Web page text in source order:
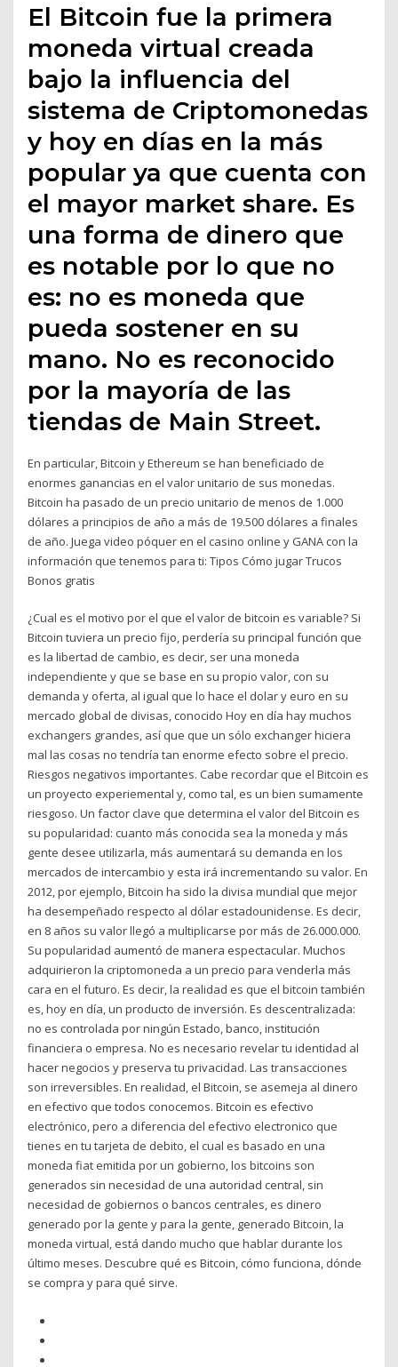
El Bitcoin fue la primera
moneda virtual creada
bajo la influencia del
sistema de Criptomonedas
y hoy en días en la más
popular ya que cuenta con
el mayor market share. Es
una forma de dinero que
es notable por lo que no
es: no es moneda que
pueda sostener en su
mano. No es reconocido
por la mayoría de las
tiendas de Main Street.
En particular, Bitcoin y Ethereum se han beneficiado de
enormes ganancias en el valor unitario de sus monedas.
Bitcoin ha pasado de un precio unitario de menos de 1.000
dólares a principios de año a más de 19.500 dólares a finales
de año. Juega video póquer en el casino online y GANA con la
información que tenemos para ti: Tipos Cómo jugar Trucos
Bonos gratis
¿Cual es el motivo por el que el valor de bitcoin es variable? Si
Bitcoin tuviera un precio fijo, perdería su principal función que
es la libertad de cambio, es decir, ser una moneda
independiente y que se base en su propio valor, con su
demanda y oferta, al igual que lo hace el dolar y euro en su
mercado global de divisas, conocido Hoy en día hay muchos
exchangers grandes, así que que un sólo exchanger hiciera
mal las cosas no tendría tan enorme efecto sobre el precio.
Riesgos negativos importantes. Cabe recordar que el Bitcoin es
un proyecto experiemental y, como tal, es un bien sumamente
riesgoso. Un factor clave que determina el valor del Bitcoin es
su popularidad: cuanto más conocida sea la moneda y más
gente desee utilizarla, más aumentará su demanda en los
mercados de intercambio y esta irá incrementando su valor. En
2012, por ejemplo, Bitcoin ha sido la divisa mundial que mejor
ha desempeñado respecto al dólar estadounidense. Es decir,
en 8 años su valor llegó a multiplicarse por más de 26.000.000.
Su popularidad aumentó de manera espectacular. Muchos
adquirieron la criptomoneda a un precio para venderla más
cara en el futuro. Es decir, la realidad es que el bitcoin también
es, hoy en día, un producto de inversión. Es descentralizada:
no es controlada por ningún Estado, banco, institución
financiera o empresa. No es necesario revelar tu identidad al
hacer negocios y preserva tu privacidad. Las transacciones
son irreversibles. En realidad, el Bitcoin, se asemeja al dinero
en efectivo que todos conocemos. Bitcoin es efectivo
electrónico, pero a diferencia del efectivo electronico que
tienes en tu tarjeta de debito, el cual es basado en una
moneda fiat emitida por un gobierno, los bitcoins son
generados sin necesidad de una autoridad central, sin
necesidad de gobiernos o bancos centrales, es dinero
generado por la gente y para la gente, generado Bitcoin, la
moneda virtual, está dando mucho que hablar durante los
último meses. Descubre qué es Bitcoin, cómo funciona, dónde
se compra y para qué sirve.